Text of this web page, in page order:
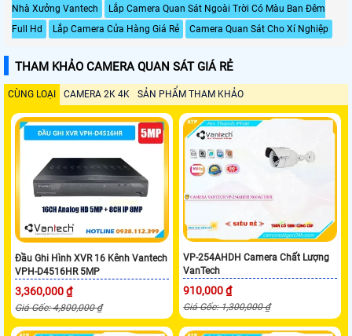
Nhà Xưởng Vantech
Lắp Camera Quan Sát Ngoài Trời Có Màu Ban Đêm
Full Hd
Lắp Camera Cửa Hàng Giá Rẻ Camera Quan Sát Cho Xí Nghiệp
THAM KHẢO CAMERA QUAN SÁT GIÁ RẺ
CÙNG LOẠI CAMERA 2K 4K SẢN PHẨM THAM KHẢO
Đầu Ghi Hình XVR 16 Kênh Vantech
VPH-D4516HR 5MP
3,360,000 ₫
Giá Gốc: 4,800,000 ₫
VP-254AHDH Camera Chất Lượng
VanTech
910,000 ₫
Giá Gốc: 1,300,000 ₫